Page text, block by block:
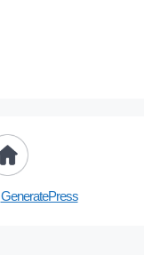
GeneratePress